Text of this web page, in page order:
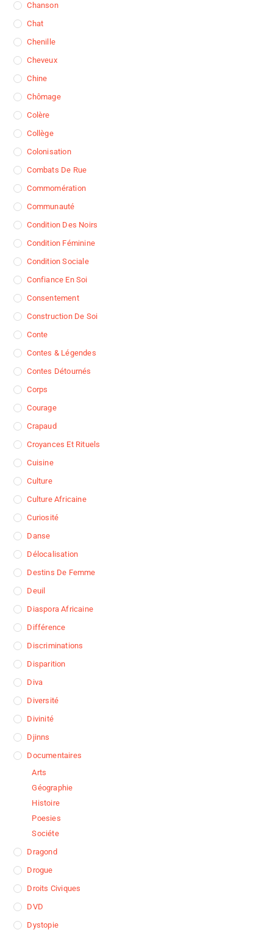
Chanson
Chat
Chenille
Cheveux
Chine
Chômage
Colère
Collège
Colonisation
Combats De Rue
Commomération
Communauté
Condition Des Noirs
Condition Féminine
Condition Sociale
Confiance En Soi
Consentement
Construction De Soi
Conte
Contes & Légendes
Contes Détournés
Corps
Courage
Crapaud
Croyances Et Rituels
Cuisine
Culture
Culture Africaine
Curiosité
Danse
Délocalisation
Destins De Femme
Deuil
Diaspora Africaine
Différence
Discriminations
Disparition
Diva
Diversité
Divinité
Djinns
Documentaires
Arts
Géographie
Histoire
Poesies
Sociéte
Dragond
Drogue
Droits Civiques
DVD
Dystopie